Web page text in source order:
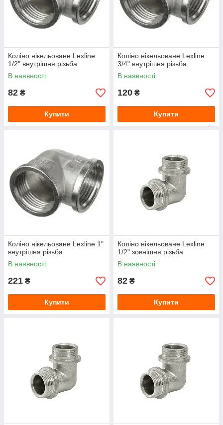
Коліно нікельоване Lexline
1/2" внутрішня різьба
В наявності
82 ₴
Купити
Коліно нікельоване Lexline
3/4" внутрішня різьба
В наявності
120 ₴
Купити
Коліно нікельоване Lexline 1"
внутрішня різьба
В наявності
221 ₴
Купити
Коліно нікельоване Lexline
1/2" зовнішня різьба
В наявності
82 ₴
Купити